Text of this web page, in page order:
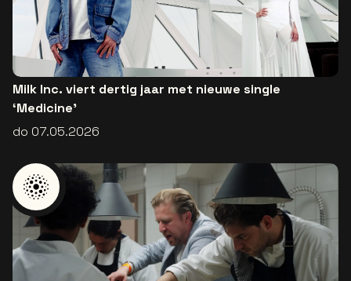
Milk Inc. viert dertig jaar met nieuwe single
‘Medicine’
do 07.05.2026